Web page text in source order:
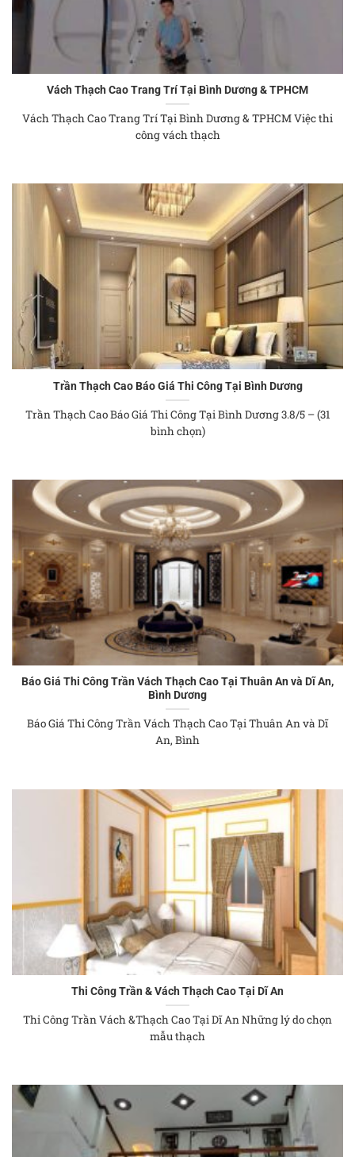
Vách Thạch Cao Trang Trí Tại Bình Dương & TPHCM
Vách Thạch Cao Trang Trí Tại Bình Dương & TPHCM Việc thi
công vách thạch
Trần Thạch Cao Báo Giá Thi Công Tại Bình Dương
Trần Thạch Cao Báo Giá Thi Công Tại Bình Dương 3.8/5 – (31
bình chọn)
Báo Giá Thi Công Trần Vách Thạch Cao Tại Thuân An và Dĩ An,
Bình Dương
Báo Giá Thi Công Trần Vách Thạch Cao Tại Thuân An và Dĩ
An, Bình
Thi Công Trần & Vách Thạch Cao Tại Dĩ An
Thi Công Trần Vách &Thạch Cao Tại Dĩ An Những lý do chọn
mẫu thạch